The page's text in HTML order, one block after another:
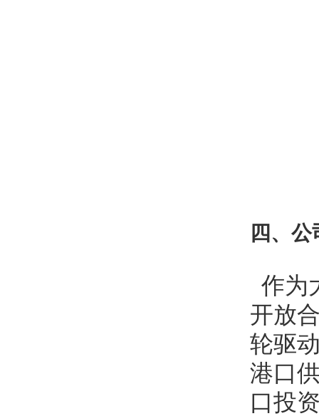
四、 公
作为
开放
轮驱
港口
口投